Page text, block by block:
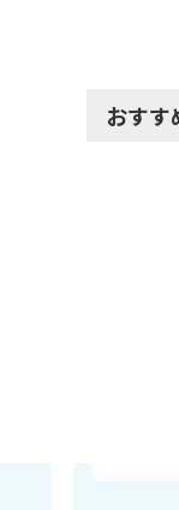
おすす